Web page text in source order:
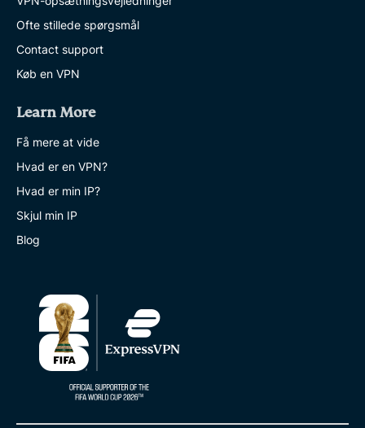
Ofte stillede spørgsmål
Contact support
Køb en VPN
Learn More
Få mere at vide
Hvad er en VPN?
Hvad er min IP?
Skjul min IP
Blog